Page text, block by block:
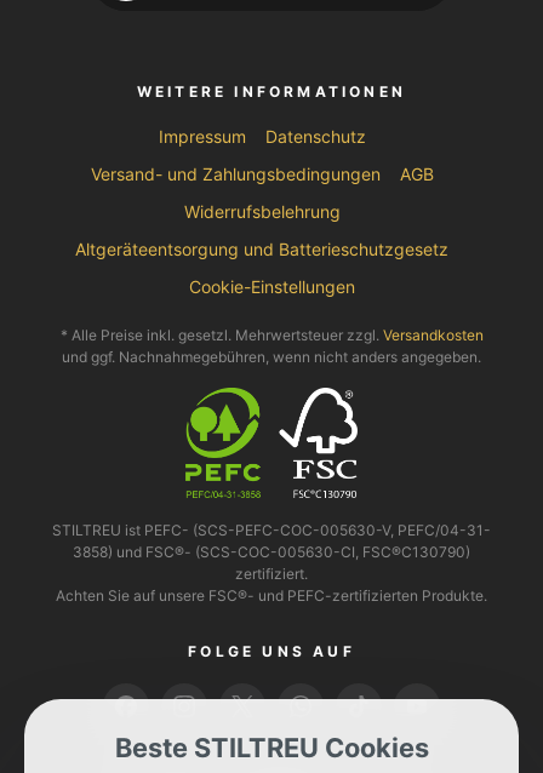
WEITERE INFORMATIONEN
Impressum
Datenschutz
Versand- und Zahlungsbedingungen
AGB
Widerrufsbelehrung
Altgeräteentsorgung und Batterieschutzgesetz
Cookie-Einstellungen
* Alle Preise inkl. gesetzl. Mehrwertsteuer zzgl. Versandkosten
und ggf. Nachnahmegebühren, wenn nicht anders angegeben.
STILTREU ist PEFC- (SCS-PEFC-COC-005630-V, PEFC/04-31-
3858) und FSC®- (SCS-COC-005630-CI, FSC®C130790)
zertifiziert.
Achten Sie auf unsere FSC®- und PEFC-zertifizierten Produkte.
FOLGE UNS AUF
Beste STILTREU Cookies